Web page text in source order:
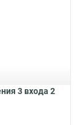
3 входа 2